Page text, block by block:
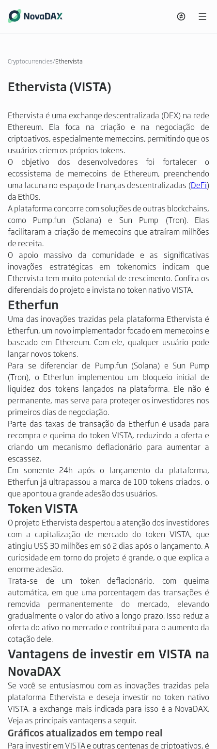
Cryptocurrencies/Ethervista
Ethervista (VISTA)
Ethervista é uma exchange descentralizada (DEX) na rede
Ethereum. Ela foca na criação e na negociação de
criptoativos, especialmente memecoins, permitindo que os
usuários criem os próprios tokens.
O objetivo dos desenvolvedores foi fortalecer o
ecossistema de memecoins de Ethereum, preenchendo
uma lacuna no espaço de finanças descentralizadas (DeFi)
da EthOs.
A plataforma concorre com soluções de outras blockchains,
como Pump.fun (Solana) e Sun Pump (Tron). Elas
facilitaram a criação de memecoins que atraíram milhões
de receita.
O apoio massivo da comunidade e as significativas
inovações estratégicas em tokenomics indicam que
Ethervista tem muito potencial de crescimento. Confira os
diferenciais do projeto e invista no token nativo VISTA.
Etherfun
Uma das inovações trazidas pela plataforma Ethervista é
Etherfun, um novo implementador focado em memecoins e
baseado em Ethereum. Com ele, qualquer usuário pode
lançar novos tokens.
Para se diferenciar de Pump.fun (Solana) e Sun Pump
(Tron), o Etherfun implementou um bloqueio inicial de
liquidez dos tokens lançados na plataforma. Ele não é
permanente, mas serve para proteger os investidores nos
primeiros dias de negociação.
Parte das taxas de transação da Etherfun é usada para
recompra e queima do token VISTA, reduzindo a oferta e
criando um mecanismo deflacionário para aumentar a
escassez.
Em somente 24h após o lançamento da plataforma,
Etherfun já ultrapassou a marca de 100 tokens criados, o
que apontou a grande adesão dos usuários.
Token VISTA
O projeto Ethervista despertou a atenção dos investidores
com a capitalização de mercado do token VISTA, que
atingiu US$ 30 milhões em só 2 dias após o lançamento. A
curiosidade em torno do projeto é grande, o que explica a
enorme adesão.
Trata-se de um token deflacionário, com queima
automática, em que uma porcentagem das transações é
removida permanentemente do mercado, elevando
gradualmente o valor do ativo a longo prazo. Isso reduz a
oferta do ativo no mercado e contribui para o aumento da
cotação dele.
Vantagens de investir em VISTA na
NovaDAX
Se você se entusiasmou com as inovações trazidas pela
plataforma Ethervista e deseja investir no token nativo
VISTA, a exchange mais indicada para isso é a NovaDAX.
Veja as principais vantagens a seguir.
Gráficos atualizados em tempo real
Para investir em VISTA e outras centenas de criptoativos, é